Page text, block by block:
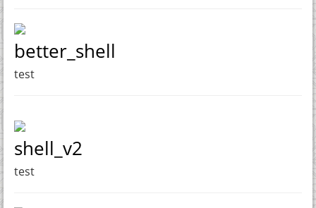
better_shell
test
shell_v2
test